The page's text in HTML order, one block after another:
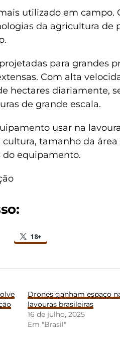
utilizado em campo.
da agricultura de
para grandes
Com alta
hectares diariamente,
de grande escala.
usar na
tamanho da
do equipamento.
18+
Drones ganham espaço
lavouras brasileiras
16 de julho, 2025
Em "Brasil"